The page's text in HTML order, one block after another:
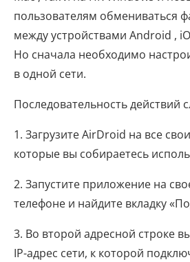
пользователям обмениваться
между устройствами Android ,
Но сначала необходимо
в одной сети.
Последовательность действий
1. Загрузите AirDroid на все
которые вы собираетесь
2. Запустите приложение на
телефоне и найдите вкладку
3. Во второй адресной строке
IP-адрес сети, к которой